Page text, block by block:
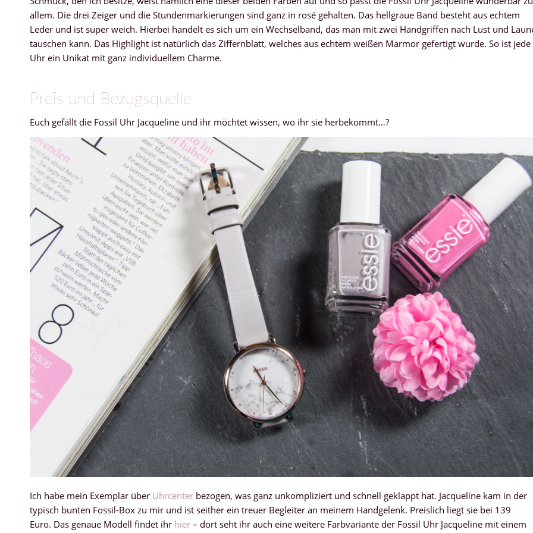
allem. Die drei Zeiger und die Stundenmarkierungen sind ganz in rosé gehalten. Das hellgraue Band besteht aus echtem
Leder und ist super weich. Hierbei handelt es sich um ein Wechselband, das man mit zwei Handgriffen nach Lust und
tauschen kann. Das Highlight ist natürlich das Ziffernblatt, welches aus echtem weißen Marmor gefertigt wurde. So ist jede
Uhr ein Unikat mit ganz individuellem Charme.
Preis und Bezugsquelle
Euch gefällt die Fossil Uhr Jacqueline und ihr möchtet wissen, wo ihr sie herbekommt…?
Ich habe mein Exemplar über Uhrcenter bezogen, was ganz unkompliziert und schnell geklappt hat. Jacqueline kam in der
typisch bunten Fossil-Box zu mir und ist seither ein treuer Begleiter an meinem Handgelenk. Preislich liegt sie bei 139
Euro. Das genaue Modell findet ihr hier – dort seht ihr auch eine weitere Farbvariante der Fossil Uhr Jacqueline mit einem